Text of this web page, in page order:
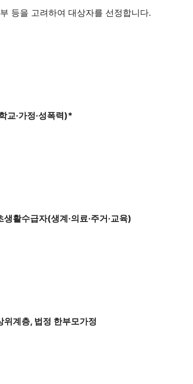
등을 고려하여 대상자를 선정합니다.
교·가정·성폭력)*
활수급자(생계·의료·주거·교육)
계층, 법정 한부모가정